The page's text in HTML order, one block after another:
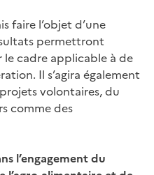
faire l’objet d’une
permettront
le cadre applicable à de
Il s’agira également
volontaires, du
comme des
l’engagement du